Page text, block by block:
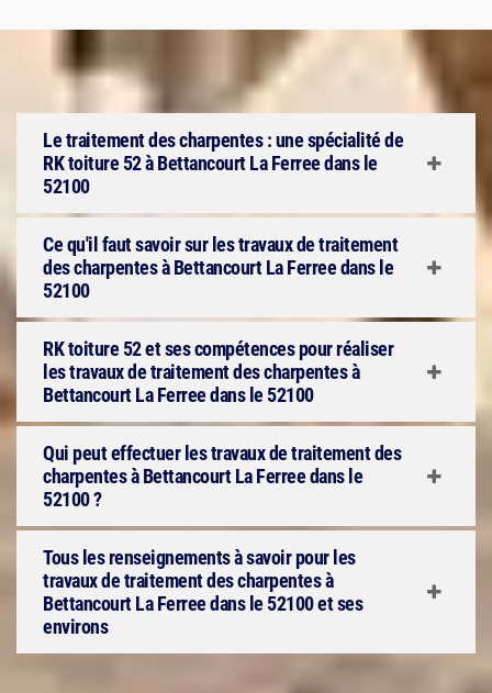
Le traitement des charpentes : une spécialité de
RK toiture 52 à Bettancourt La Ferree dans le
52100
Ce qu'il faut savoir sur les travaux de traitement
des charpentes à Bettancourt La Ferree dans le
52100
RK toiture 52 et ses compétences pour réaliser
les travaux de traitement des charpentes à
Bettancourt La Ferree dans le 52100
Qui peut effectuer les travaux de traitement des
charpentes à Bettancourt La Ferree dans le
52100 ?
Tous les renseignements à savoir pour les
travaux de traitement des charpentes à
Bettancourt La Ferree dans le 52100 et ses
environs